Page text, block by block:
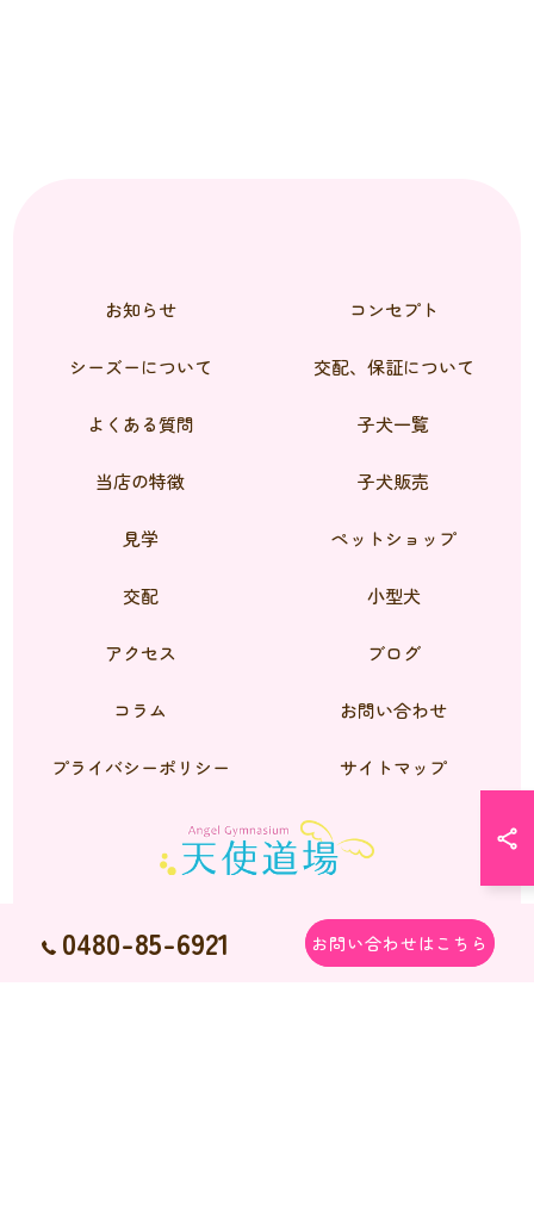
0480-85-6921 お問い合わせはこちら
お知らせ コンセプト
シーズーについて 交配、保証について
よくある質問 子犬一覧
当店の特徴 子犬販売
見学 ペットショップ
交配 小型犬
アクセス ブログ
コラム お問い合わせ
プライバシーポリシー サイトマップ
© 2026 シーズーのブリーダーなら天使道場 ALL RIGHTS RESERVED.